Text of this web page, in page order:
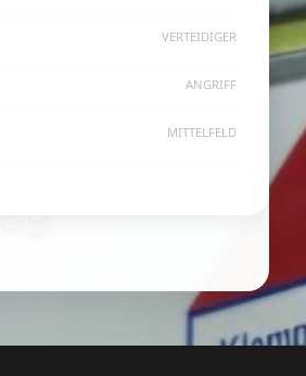
VERTEIDIGER
ANGRIFF
MITTELFELD